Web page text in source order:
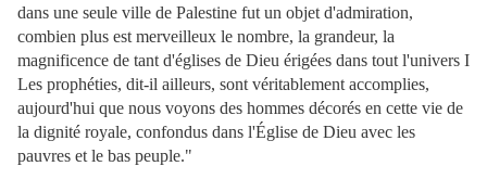
dans une seule ville de Palestine fut un objet d'admiration,
combien plus est merveilleux le nombre, la grandeur, la
magnificence de tant d'églises de Dieu érigées dans tout l'univers I
Les prophéties, dit-il ailleurs, sont véritablement accomplies,
aujourd'hui que nous voyons des hommes décorés en cette vie de
la dignité royale, confondus dans l'Église de Dieu avec les
pauvres et le bas peuple."